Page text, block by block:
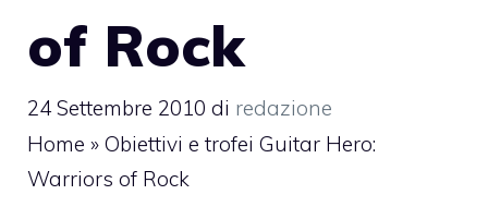
of Rock
24 Settembre 2010 di redazione
Home » Obiettivi e trofei Guitar Hero:
Warriors of Rock